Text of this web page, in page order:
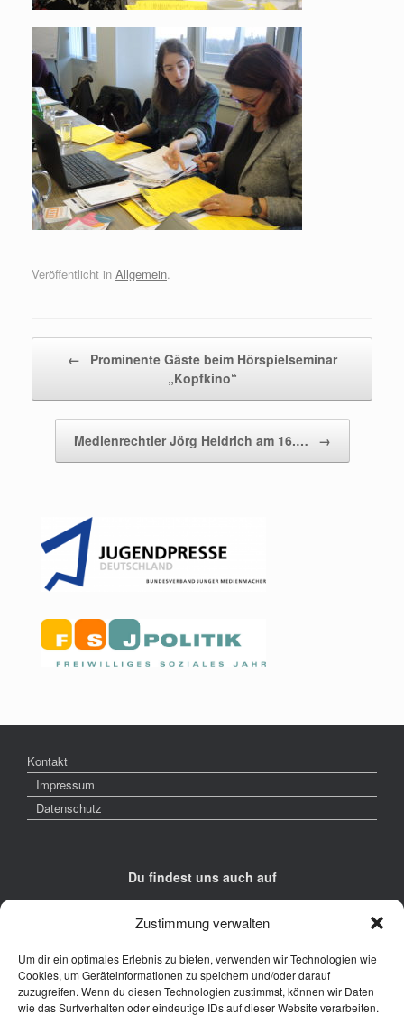
Zustimmung verwalten
Um dir ein optimales Erlebnis zu bieten, verwenden wir Technologien wie
Cookies, um Geräteinformationen zu speichern und/oder darauf
zuzugreifen. Wenn du diesen Technologien zustimmst, können wir Daten
wie das Surfverhalten oder eindeutige IDs auf dieser Website verarbeiten.
Veröffentlicht in Allgemein.
←
Prominente Gäste beim Hörspielseminar
„Kopfkino“
Medienrechtler Jörg Heidrich am 16.… →
Kontakt
Impressum
Datenschutz
Du findest uns auch auf
Kontakt